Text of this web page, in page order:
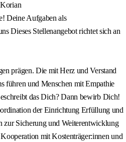
Deine Aufgaben als
Dieses Stellenangebot richtet sich an
prägen. Die mit Herz und Verstand
führen und Menschen mit Empathie
das Dich? Dann bewirb Dich!
der Einrichtung Erfüllung und
zur Sicherung und Weiterentwicklung
mit Kostenträger:innen und